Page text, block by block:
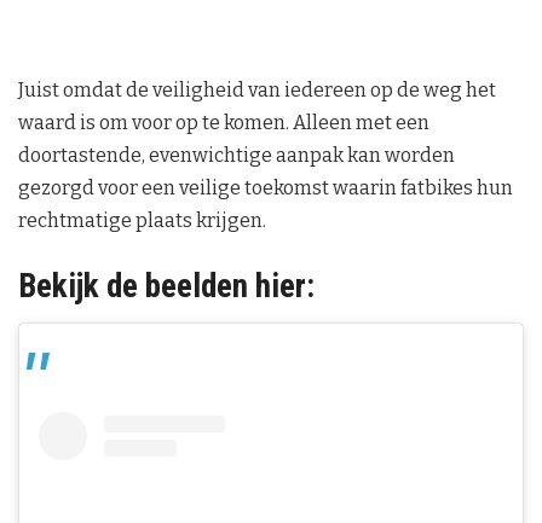
Juist omdat de veiligheid van iedereen op de weg het
waard is om voor op te komen. Alleen met een
doortastende, evenwichtige aanpak kan worden
gezorgd voor een veilige toekomst waarin fatbikes hun
rechtmatige plaats krijgen.
Bekijk de beelden hier: